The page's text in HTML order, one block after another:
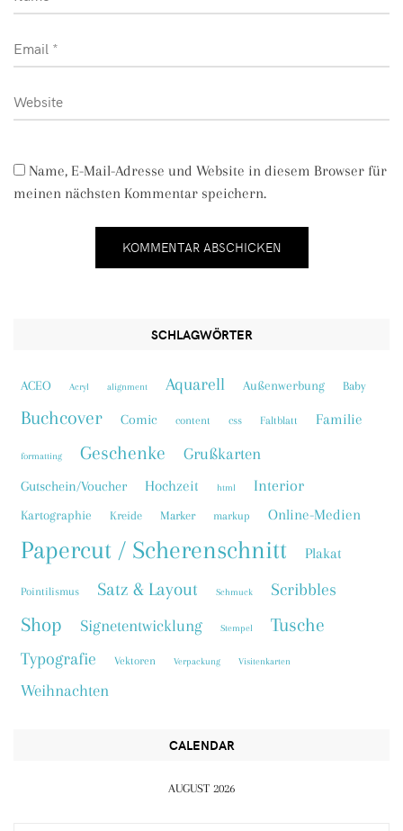
Name, E-Mail-Adresse und Website in diesem Browser für
meinen nächsten Kommentar speichern.
SCHLAGWÖRTER
ACEO Acryl alignment Aquarell Außenwerbung Baby
Buchcover Comic content css Faltblatt Familie
formatting Geschenke Grußkarten
Gutschein/Voucher Hochzeit html Interior
Kartographie Kreide Marker markup Online-Medien
Papercut / Scherenschnitt Plakat
Pointilismus Satz & Layout Schmuck Scribbles
Shop Signetentwicklung Stempel Tusche
Typografie Vektoren Verpackung Visitenkarten
Weihnachten
CALENDAR
AUGUST 2026